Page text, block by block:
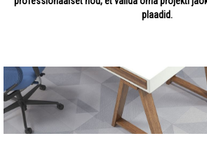
plaadid.